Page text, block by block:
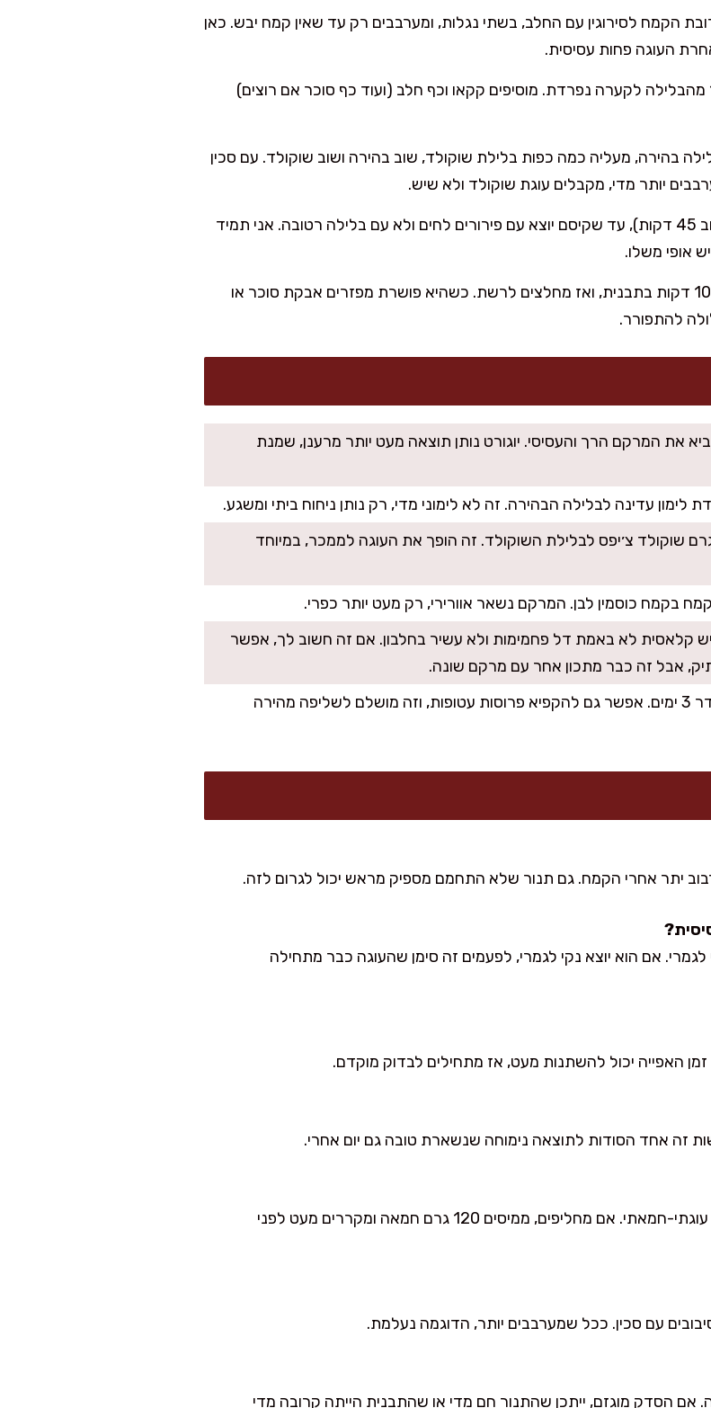
הקמח לסירוגין עם החלב, בשתי נגלות, ומערבבים רק עד שאין קמח יבש. כאן
העוגה פחות עסיסית.
מעבירים בערך 1/3 מהבלילה לקערה נפרדת. מוסיפים קקאו וכף חלב (ועוד כף סוכר אם רוצים)
בהירה, מעליה כמה כפות בלילת שוקולד, שוב בהירה ושוב שוקולד. עם סכין
אופים 40–50 דקות (באינגליש לרוב 45 דקות), עד שקיסם יוצא עם פירורים לחים ולא עם בלילה רטובה. אני תמיד
מצננים 10 דקות בתבנית, ואז מחלצים לרשת. כשהיא פושרת מפזרים אבקת סוכר או
להתפורר.
את המרקם הרך והעסיסי. יוגורט נותן תוצאה מעט יותר מרענן, שמנת
לימון עדינה לבלילה הבהירה. זה לא לימוני מדי, רק נותן ניחוח ביתי ומשגע.
להוסיף 60–80 גרם שוקולד צ׳יפס לבלילת השוקולד. זה הופך את העוגה לממכר, במיוחד
בקמח כוסמין לבן. המרקם נשאר אוורירי, רק מעט יותר כפרי.
קלאסית לא באמת דל פחמימות ולא עשיר בחלבון. אם זה חשוב לך, אפשר
אבל זה כבר מתכון אחר עם מרקם שונה.
שומרים בקופסה אטומה בטמפ׳ חדר 3 ימים. אפשר גם להקפיא פרוסות עטופות, וזה מושלם לשליפה מהירה
יתר אחרי הקמח. גם תנור שלא התחמם מספיק מראש יכול לגרום לזה.
אם הוא יוצא נקי לגמרי, לפעמים זה סימן שהעוגה כבר מתחילה
זה אחד הסודות לתוצאה נימוחה שנשארת טובה גם יום אחרי.
אפשר, אבל המרקם יהיה פחות עסיסי ויותר עוגתי-חמאתי. אם מחליפים, ממיסים 120 גרם חמאה ומקררים מעט לפני
אם הסדק מוגזם, ייתכן שהתנור חם מדי או שהתבנית הייתה קרובה מדי